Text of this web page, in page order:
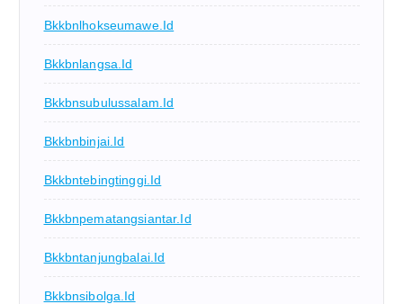
Bkkbnlhokseumawe.id
Bkkbnlangsa.id
Bkkbnsubulussalam.id
Bkkbnbinjai.id
Bkkbntebingtinggi.id
Bkkbnpematangsiantar.id
Bkkbntanjungbalai.id
Bkkbnsibolga.id